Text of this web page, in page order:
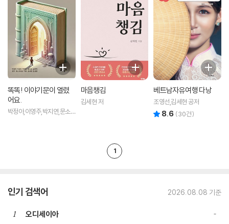
똑똑! 이야기문이 열렸
어요.
박정아,이영주,박지연,문소
마음챙김
김세현 저
베트남자유여행 다낭
조영선,김세현 공저
8.6 (30건)
1
인기 검색어 2026.08.08 기준
1 오디세이아